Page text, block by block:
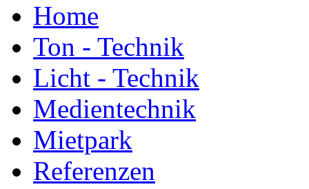
Home
Ton - Technik
Licht - Technik
Medientechnik
Mietpark
Referenzen